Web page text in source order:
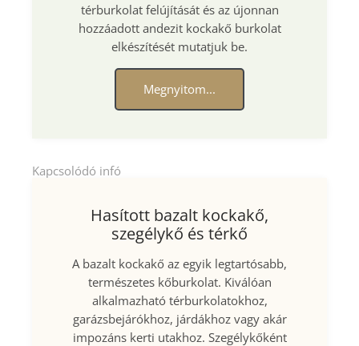
térburkolat felújítását és az újonnan
hozzáadott andezit kockakő burkolat
elkészítését mutatjuk be.
Megnyitom...
Kapcsolódó infó
Hasított bazalt kockakő,
szegélykő és térkő
A bazalt kockakő az egyik legtartósabb,
természetes kőburkolat. Kiválóan
alkalmazható térburkolatokhoz,
garázsbejárókhoz, járdákhoz vagy akár
impozáns kerti utakhoz. Szegélykőként